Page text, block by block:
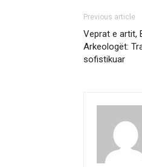
Previous article
Veprat e artit,
Arkeologët:
sofistikuar